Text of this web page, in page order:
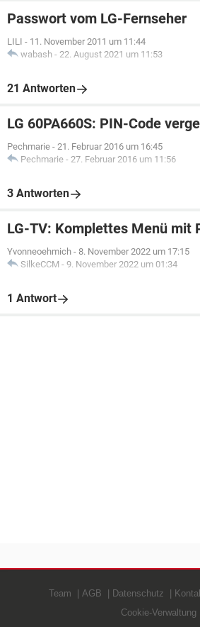
Passwort vom LG-Fernseher
LILI - 11. November 2011 um 11:44
wabash - 22. August 2021 um 11:53
21 Antworten
LG 60PA660S: PIN-Code
Pechmarie - 21. Februar 2016 um 16:45
Pechmarie - 27. Februar 2016 um 11:56
3 Antworten
LG-TV: Komplettes Menü mit
Yvonneoehmich - 8. November 2022 um 17:15
SilkeCCM - 9. November 2022 um 01:34
1 Antwort
Team AGB Datenschutz
Cookie-Verwaltung